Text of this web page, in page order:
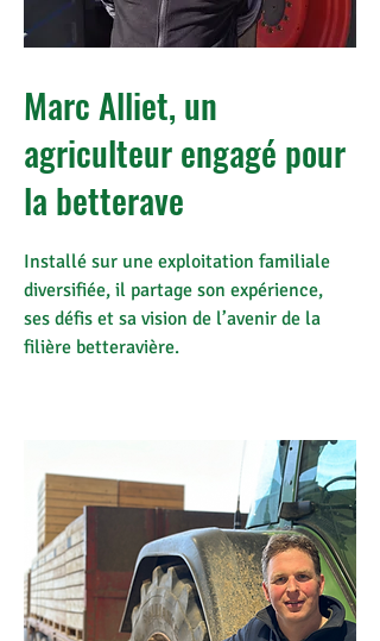
Marc Alliet, un
agriculteur engagé pour
la betterave
Installé sur une exploitation familiale
diversifiée, il partage son expérience,
ses défis et sa vision de l’avenir de la
filière betteravière.